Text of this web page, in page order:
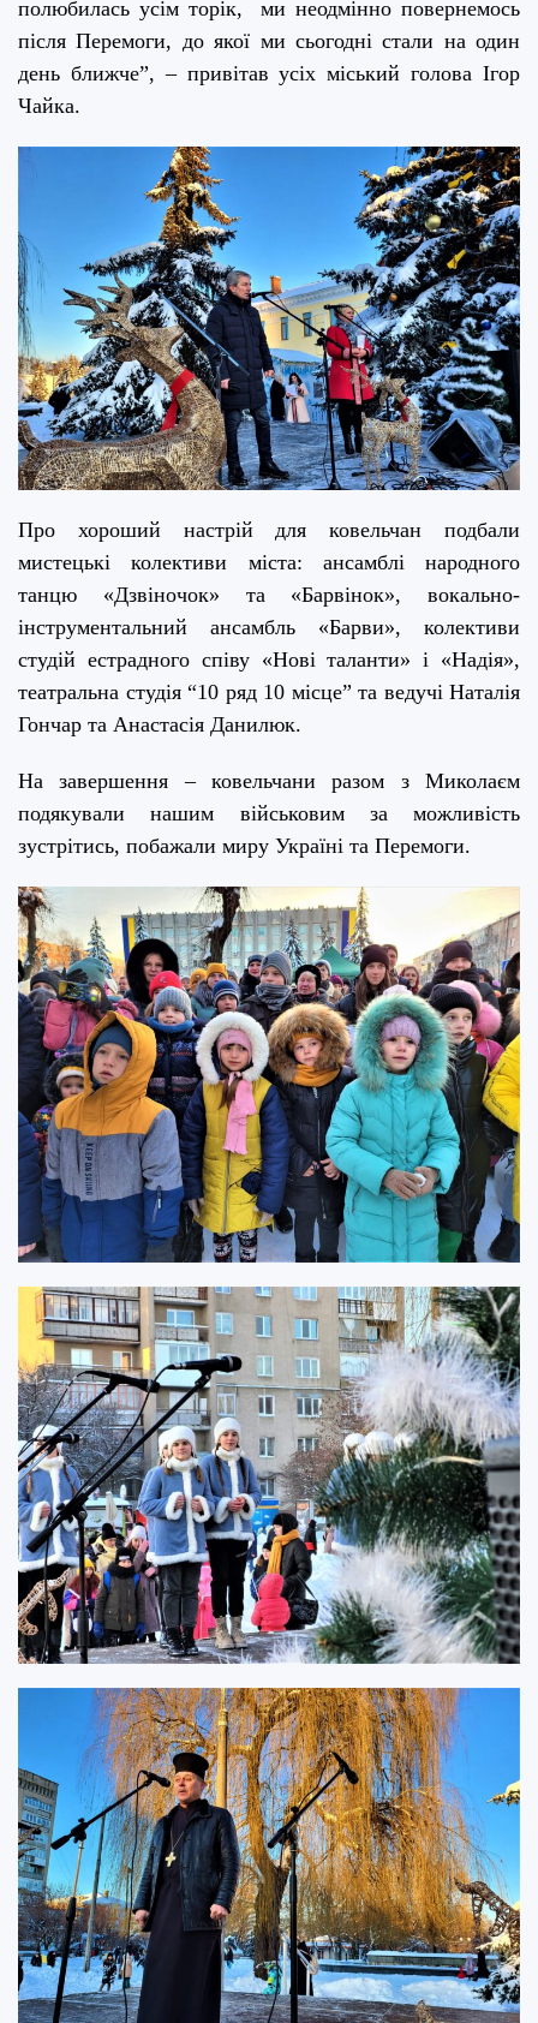
полюбилась усім торік, ми неодмінно повернемось
після Перемоги, до якої ми сьогодні стали на один
день ближче”,– привітав усіх міський головаІгор
Чайка.
Про хороший настрій для ковельчан подбали
мистецькі колективи міста: ансамблі народного
танцю «Дзвіночок» та «Барвінок», вокально-
інструментальний ансамбль «Барви», колективи
студій естрадного співу «Нові таланти» і «Надія»,
театральна студія “10 ряд 10 місце” та ведучі Наталія
Гончар та Анастасія Данилюк.
На завершення – ковельчани разом з Миколаєм
подякували нашим військовим за можливість
зустрітись, побажали миру Україні та Перемоги.